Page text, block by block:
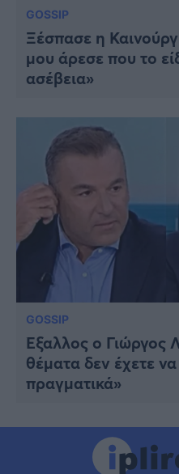
GOSSIP
Ξέσπασε η
μου άρεσε που το
ασέβεια»
GOSSIP
Έξαλλος ο Γιώργος
θέματα δεν έχετε
πραγματικά»